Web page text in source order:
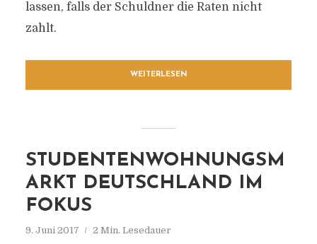
lassen, falls der Schuldner die Raten nicht
zahlt.
WEITERLESEN
STUDENTENWOHNUNGSM
ARKT DEUTSCHLAND IM
FOKUS
9. Juni 2017 2 Min. Lesedauer